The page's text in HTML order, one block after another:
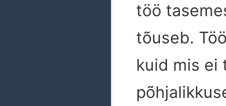
töö
tõuseb.
kuid mis ei